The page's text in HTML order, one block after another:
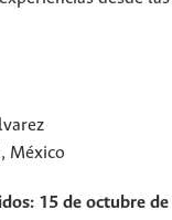
México
15 de octubre